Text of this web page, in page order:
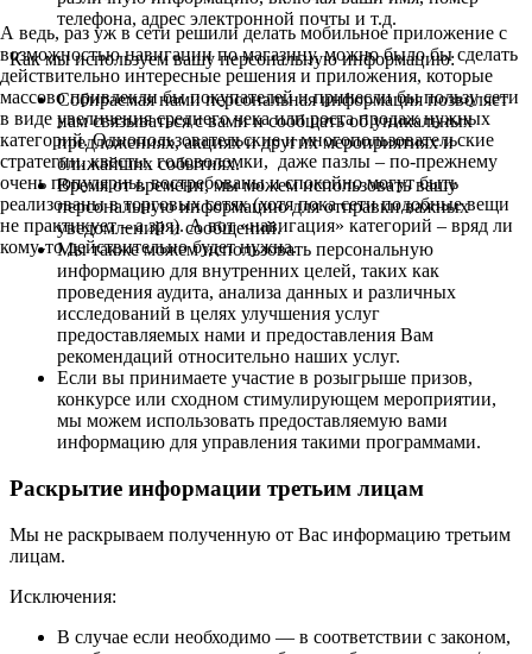
А ведь, раз уж в сети решили делать мобильное приложение с
возможностью навигации по магазину, можно было бы сделать
действительно интересные решения и приложения, которые
массово привлекли бы покупателей и принесли бы пользу сети
в виде увеличения среднего чека или роста продаж нужных
категорий. Однопользовательские и многопользовательские
стратегии, квесты, головоломки, даже пазлы – по-прежнему
очень популярны, востребованы и спокойно могут быть
реализованы в торговых сетях (хотя пока сети подобные вещи
не практикует – а зря). А вот «навигация» категорий – вряд ли
кому-то действительно будет нужна.
телефона, адрес электронной почты и т.д.
Как мы используем вашу персональную информацию:
Собираемая нами персональная информация позволяет
нам связываться с вами и сообщать об уникальных
предложениях, акциях и других мероприятиях и
ближайших событиях.
Время от времени, мы можем использовать вашу
персональную информацию для отправки важных
уведомлений и сообщений.
Мы также можем использовать персональную
информацию для внутренних целей, таких как
проведения аудита, анализа данных и различных
исследований в целях улучшения услуг
предоставляемых нами и предоставления Вам
рекомендаций относительно наших услуг.
Если вы принимаете участие в розыгрыше призов,
конкурсе или сходном стимулирующем мероприятии,
мы можем использовать предоставляемую вами
информацию для управления такими программами.
Раскрытие информации третьим лицам
Мы не раскрываем полученную от Вас информацию третьим
лицам.
Исключения:
В случае если необходимо — в соответствии с законом,